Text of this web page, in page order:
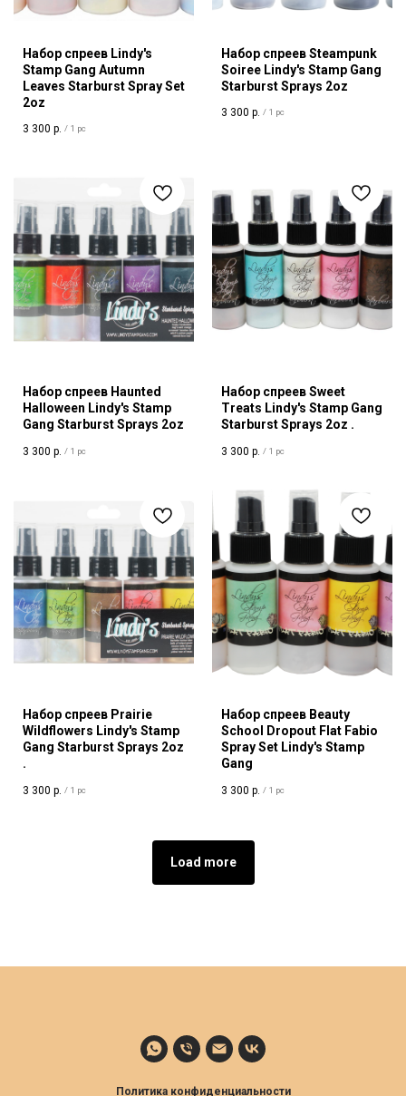
Набор спреев Lindy's
Stamp Gang Autumn
Leaves Starburst Spray Set
2oz
3 300 р. / 1 pc
Набор спреев Steampunk
Soiree Lindy's Stamp Gang
Starburst Sprays 2oz
3 300 р. / 1 pc
Набор спреев Haunted
Halloween Lindy's Stamp
Gang Starburst Sprays 2oz
3 300 р. / 1 pc
Набор спреев Sweet
Treats Lindy's Stamp Gang
Starburst Sprays 2oz .
3 300 р. / 1 pc
Набор спреев Prairie
Wildflowers Lindy's Stamp
Gang Starburst Sprays 2oz
.
3 300 р. / 1 pc
Набор спреев Beauty
School Dropout Flat Fabio
Spray Set Lindy's Stamp
Gang
3 300 р. / 1 pc
Load more
Политика конфиденциальности